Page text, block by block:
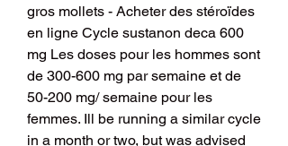
gros mollets - Acheter des stéroïdes
en ligne Cycle sustanon deca 600
mg Les doses pour les hommes sont
de 300-600 mg par semaine et de
50-200 mg/ semaine pour les
femmes. Ill be running a similar cycle
in a month or two, but was advised